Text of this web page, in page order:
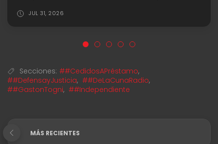
JUL 29, 2026
Secciones: ##CedidosAPréstamo,
##DefensayJusticia, ##DeLaCunaRadio,
##GastonTogni, ##Independiente
MÁS RECIENTES